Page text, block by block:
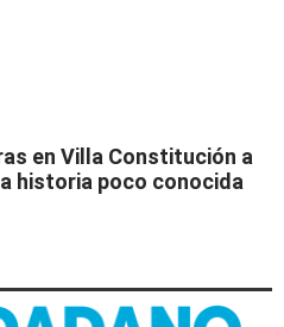
en Villa Constitución a
historia poco conocida